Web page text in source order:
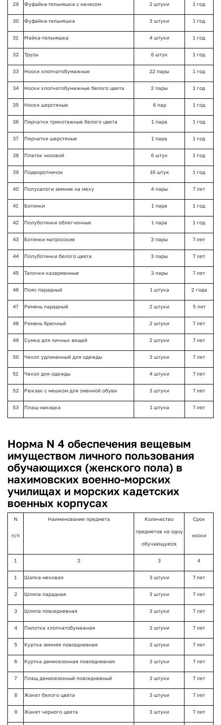
29 Фуфайка-тельняшка с начесом 2 штуки 1 год
30 Фуфайка-тельняшка 3 штуки 1 год
31 Майка-тельняшка 4 штуки 1 год
32 Трусы 6 штук 1 год
33 Носки хлопчатобумажные 22 пары 1 год
34 Носки хлопчатобумажные белого цвета 2 пары 1 год
35 Носки шерстяные 6 пар 1 год
36 Перчатки трикотажные белого цвета 1 пара 1 год
37 Перчатки шерстяные 1 пара 1 год
38 Платок носовой 6 штук 1 год
39 Подворотничок 16 штук 1 год
40 Полусапоги зимние на меху 4 пары 7 лет
41 Ботинки 1 пара 1 год
42 Полуботинки облегченные 1 пара 1 год
43 Ботинки матросские 3 пары 7 лет
44 Полуботинки белого цвета 3 пары 7 лет
45 Тапочки казарменные 3 пары 7 лет
46 Пояс парадный 1 штука 2 года
47 Ремень парадный 2 штуки 5 лет
48 Ремень брючный 2 штуки 7 лет
49 Сумка для личных вещей 2 штуки 7 лет
50 Чехол удлиненный для одежды 3 штуки 7 лет
51 Чехол для одежды 4 штуки 7 лет
52 Рюкзак с мешком для сменной обуви 3 штуки 7 лет
53 Плащ-накидка 1 штука 7 лет
Норма N 4 обеспечения вещевым
имуществом личного пользования
обучающихся (женского пола) в
нахимовских военно-морских
училищах и морских кадетских
военных корпусах
N
п/п
Наименование предмета Количество
предметов на одну
обучающуюся
Срок
носки
1 2 3 4
1 Шапка меховая 3 штуки 7 лет
2 Шляпа парадная 3 штуки 7 лет
3 Шляпа повседневная 3 штуки 7 лет
4 Пилотка хлопчатобумажная 3 штуки 7 лет
5 Куртка зимняя повседневная 3 штуки 7 лет
6 Куртка демисезонная повседневная 3 штуки 7 лет
7 Плащ демисезонный повседневный 3 штуки 7 лет
8 Жакет белого цвета 3 штуки 7 лет
9 Жакет черного цвета 3 штуки 7 лет